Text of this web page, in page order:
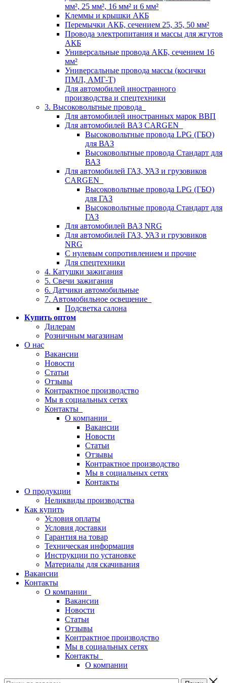
мм², 25 мм², 16 мм² и 6 мм²
Клеммы и крышки АКБ
Перемычки АКБ, сечением 25, 35, 50 мм²
Провода электропитания и массы для жгутов
АКБ
Универсальные провода АКБ, сечением 16
мм²
Универсальные провода массы (косички
ПМЛ, АМГ-Т)
Для автомобилей иностранного
производства и спецтехники
3. Высоковольтные провода
Для автомобилей иностранных марок ВВП
Для автомобилей ВАЗ CARGEN
Высоковольтные провода LPG (ГБО)
для ВАЗ
Высоковольтные провода Стандарт для
ВАЗ
Для автомобилей ГАЗ, УАЗ и грузовиков
CARGEN
Высоковольтные провода LPG (ГБО)
для ГАЗ
Высоковольтные провода Стандарт для
ГАЗ
Для автомобилей ВАЗ NRG
Для автомобилей ГАЗ, УАЗ и грузовиков
NRG
С нулевым сопротивлением и прочие
Для спецтехники
4. Катушки зажигания
5. Свечи зажигания
6. Датчики автомобильные
7. Автомобильное освещение
Подсветка салона
Купить оптом
Дилерам
Розничным магазинам
О нас
Вакансии
Новости
Статьи
Отзывы
Контрактное производство
Мы в социальных сетях
Контакты
О компании
Вакансии
Новости
Статьи
Отзывы
Контрактное производство
Мы в социальных сетях
Контакты
О продукции
Неликвиды производства
Как купить
Условия оплаты
Условия доставки
Гарантия на товар
Техническая информация
Инструкции по установке
Материалы для скачивания
Вакансии
Контакты
О компании
Вакансии
Новости
Статьи
Отзывы
Контрактное производство
Мы в социальных сетях
Контакты
О компании